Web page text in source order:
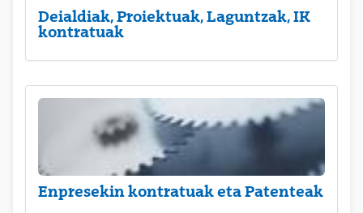
Deialdiak, Proiektuak, Laguntzak, IK
kontratuak
Enpresekin kontratuak eta Patenteak